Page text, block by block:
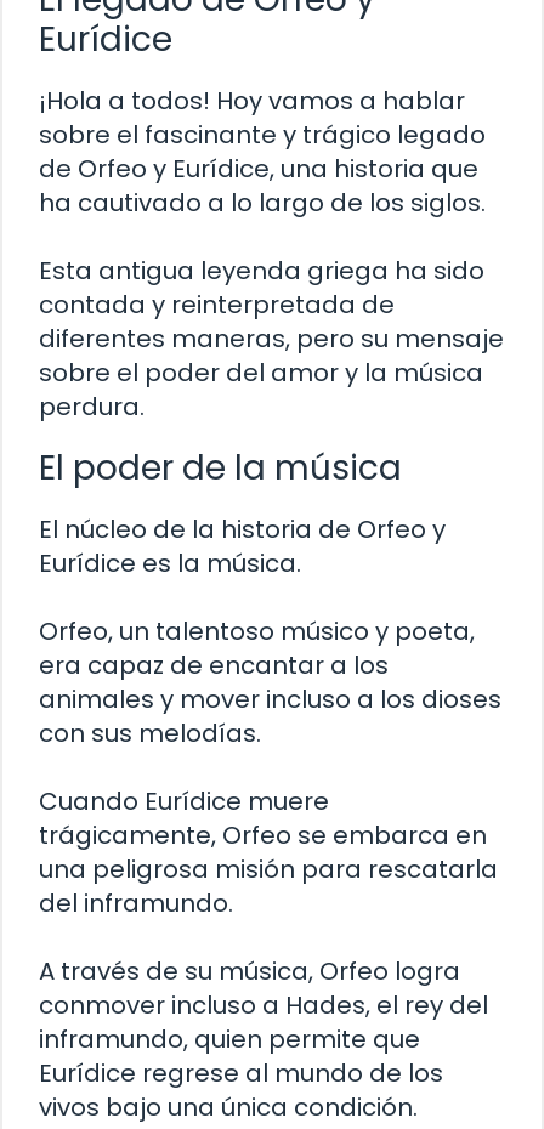
Eurídice
¡Hola a todos! Hoy vamos a hablar
sobre el fascinante y trágico legado
de Orfeo y Eurídice, una historia que
ha cautivado a lo largo de los siglos.
Esta antigua leyenda griega ha sido
contada y reinterpretada de
diferentes maneras, pero su mensaje
sobre el poder del amor y la música
perdura.
El poder de la música
El núcleo de la historia de Orfeo y
Eurídice es la música.
Orfeo, un talentoso músico y poeta,
era capaz de encantar a los
animales y mover incluso a los dioses
con sus melodías.
Cuando Eurídice muere
trágicamente, Orfeo se embarca en
una peligrosa misión para rescatarla
del inframundo.
A través de su música, Orfeo logra
conmover incluso a Hades, el rey del
inframundo, quien permite que
Eurídice regrese al mundo de los
vivos bajo una única condición.